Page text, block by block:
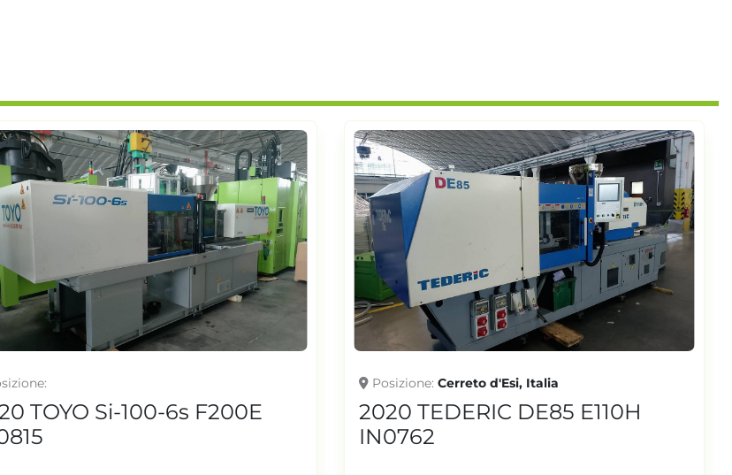
2020 TEDERIC DE85 E110H
Posizione
2010 ARBURG 420C